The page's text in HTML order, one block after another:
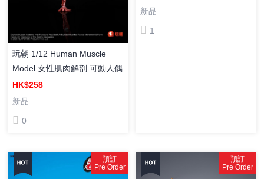
玩朝 1/12 Human Muscle
Model 女性肌肉解剖 可動人偶
HK$258
新品
0
新品
1
預訂
Pre Order
預訂
Pre Order